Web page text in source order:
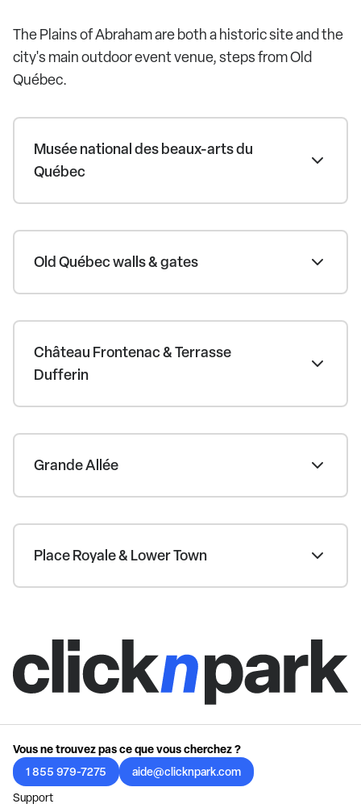
The Plains of Abraham are both a historic site and the
city's main outdoor event venue, steps from Old
Québec.
Musée national des beaux-arts du
Québec
Old Québec walls & gates
Château Frontenac & Terrasse
Dufferin
Grande Allée
Place Royale & Lower Town
Vous ne trouvez pas ce que vous cherchez ?
1 855 979-7275
aide@clicknpark.com
Support